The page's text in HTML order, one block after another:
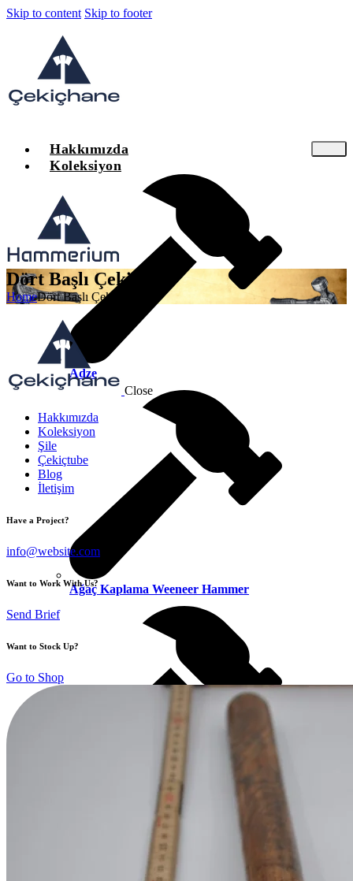
Skip to content Skip to footer
Hakkımızda
Koleksiyon
Adze
Ağaç Kaplama Weeneer Hammer
Avrupa Mezbaha Çekici
Dört Başlı Çekiçler
HomeDört Başlı Çekiçler
Close
Hakkımızda
Koleksiyon
Şile
Çekiçtube
Blog
İletişim
Have a Project?
info@website.com
Want to Work With Us?
Send Brief
Want to Stock Up?
Go to Shop